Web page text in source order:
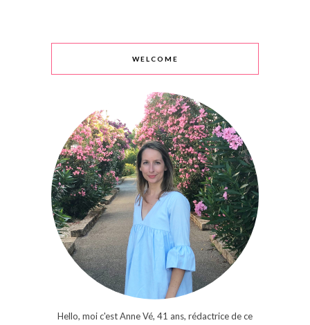
WELCOME
Hello, moi c'est Anne Vé, 41 ans, rédactrice de ce